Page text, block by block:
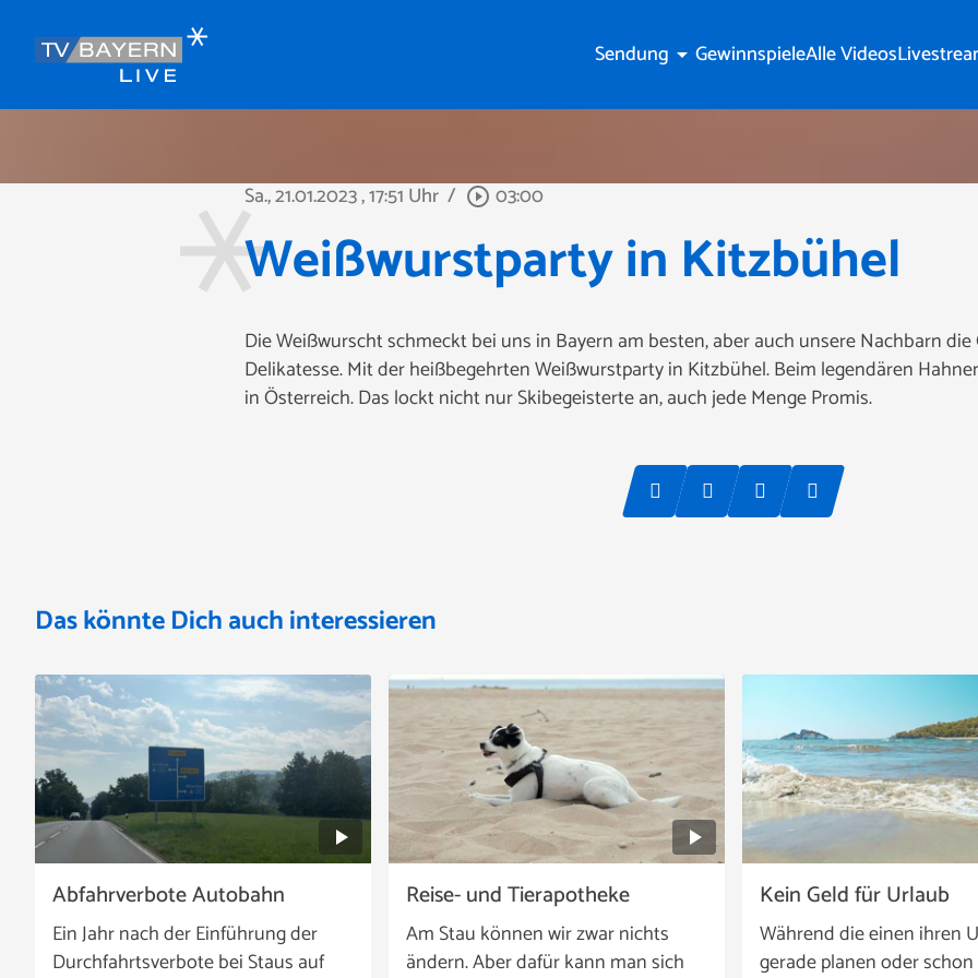
Sendung arrow_drop_down GewinnspieleAlle Videos
Sa., 21.01.2023, 17:51 Uhr / play_circle_outline 03:00
Weißwurstparty in Kitzbühel
Die Weißwurscht schmeckt bei uns in Bayern am besten, aber auch unsere Nachbarn
Delikatesse. Mit der heißbegehrten Weißwurstparty in Kitzbühel. Beim legendären
in Österreich. Das lockt nicht nur Skibegeisterte an, auch jede Menge Promis.
Das könnte Dich auch interessieren
Abfahrverbote Autobahn
Ein Jahr nach der Einführung der
Durchfahrtsverbote bei Staus auf
Reise- und Tierapotheke
Am Stau können wir zwar nichts
ändern. Aber dafür kann man sich
Kein Geld für Urlaub
Während die einen ihren
gerade planen oder schon